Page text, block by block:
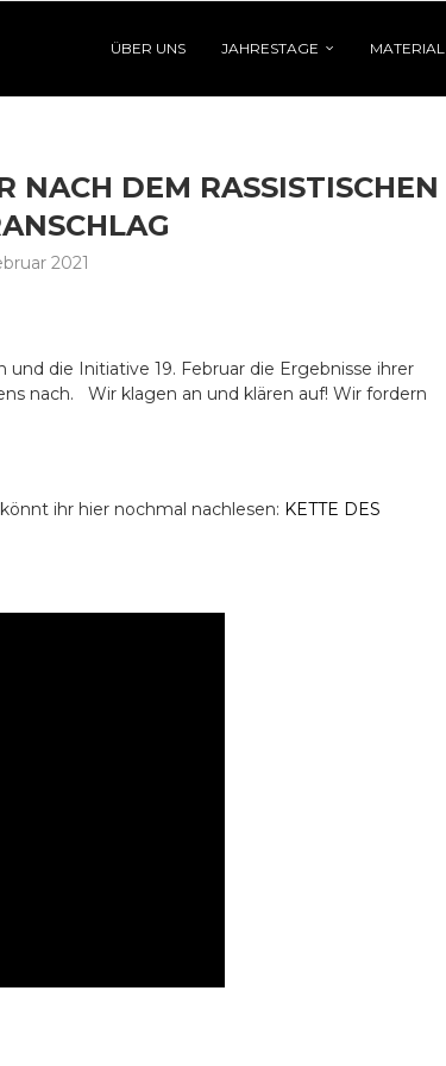
ÜBER UNS JAHRESTAGE MATERIAL
NACH DEM RASSISTISCHEN
2021
die Initiative 19. Februar die Ergebnisse ihrer
nach. Wir klagen an und klären auf! Wir fordern
ihr hier nochmal nachlesen: KETTE DES